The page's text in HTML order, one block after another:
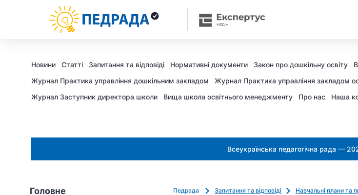
Новини Статті Запитання та відповіді Нормативні документи Закон про дошкільну освіту
Журнал Практика управління дошкільним закладом
Журнал Практика управління закладом
Журнал Заступник директора школи
Вища школа освітнього менеджменту Про нас Наша
Всеукраїнська педагогічна рада —
Головне Педрада Запитання та відповіді Навчальні плани та